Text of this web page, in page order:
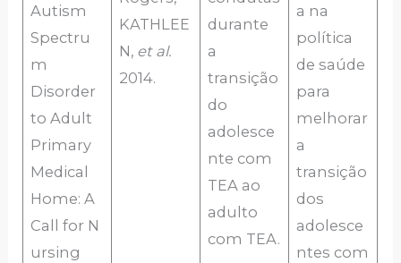
Autism
Spectru
m
Disorder
to Adult
Primary
Medical
Home: A
Call for N
ursing
KATHLEE
N, et al.
2014.
durante
a
transição
do
adolesce
nte com
TEA ao
adulto
com TEA.
a na
política
de saúde
para
melhorar
a
transição
dos
adolesce
ntes com